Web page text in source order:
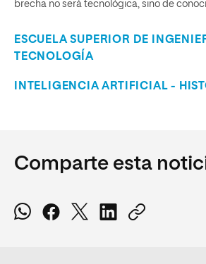
brecha no será tecnológica, sino de
ESCUELA SUPERIOR DE
TECNOLOGÍA
INTELIGENCIA ARTIFICIAL -
Comparte esta